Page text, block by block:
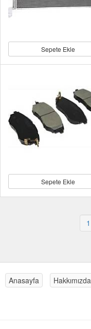
Sepete Ekle
Sepete Ekle
1
Anasayfa Hakkımızda